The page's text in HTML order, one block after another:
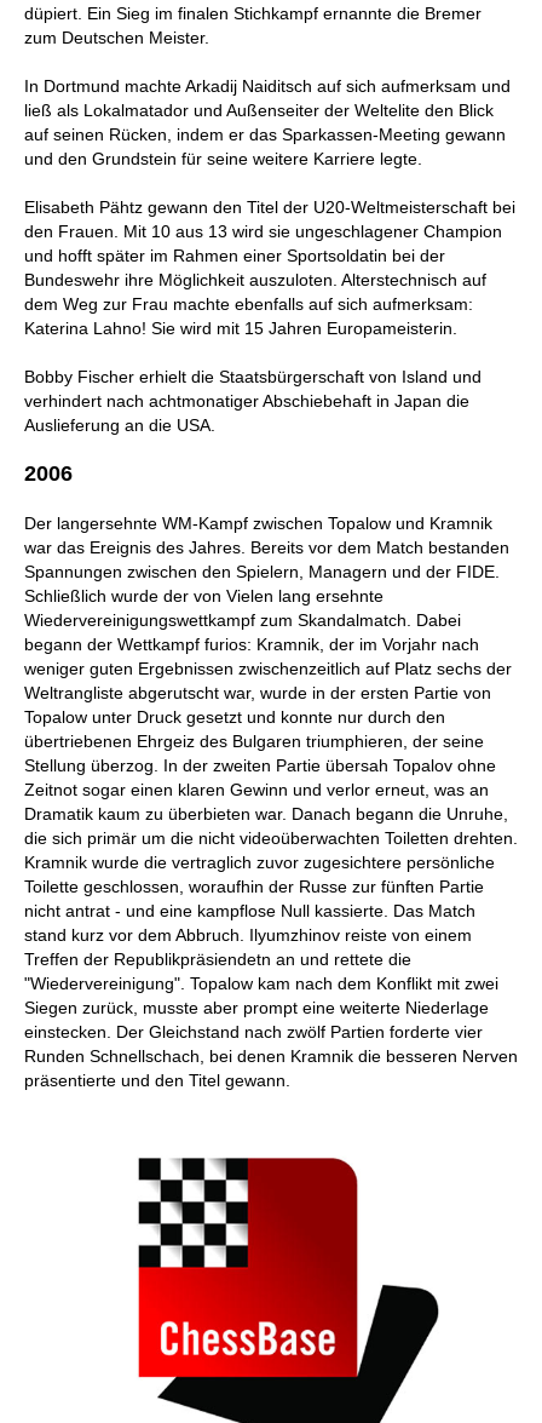
düpiert. Ein Sieg im finalen Stichkampf ernannte die Bremer
zum Deutschen Meister.
In Dortmund machte Arkadij Naiditsch auf sich aufmerksam und
ließ als Lokalmatador und Außenseiter der Weltelite den Blick
auf seinen Rücken, indem er das Sparkassen-Meeting gewann
und den Grundstein für seine weitere Karriere legte.
Elisabeth Pähtz gewann den Titel der U20-Weltmeisterschaft bei
den Frauen. Mit 10 aus 13 wird sie ungeschlagener Champion
und hofft später im Rahmen einer Sportsoldatin bei der
Bundeswehr ihre Möglichkeit auszuloten. Alterstechnisch auf
dem Weg zur Frau machte ebenfalls auf sich aufmerksam:
Katerina Lahno! Sie wird mit 15 Jahren Europameisterin.
Bobby Fischer erhielt die Staatsbürgerschaft von Island und
verhindert nach achtmonatiger Abschiebehaft in Japan die
Auslieferung an die USA.
2006
Der langersehnte WM-Kampf zwischen Topalow und Kramnik
war das Ereignis des Jahres. Bereits vor dem Match bestanden
Spannungen zwischen den Spielern, Managern und der FIDE.
Schließlich wurde der von Vielen lang ersehnte
Wiedervereinigungswettkampf zum Skandalmatch. Dabei
begann der Wettkampf furios: Kramnik, der im Vorjahr nach
weniger guten Ergebnissen zwischenzeitlich auf Platz sechs der
Weltrangliste abgerutscht war, wurde in der ersten Partie von
Topalow unter Druck gesetzt und konnte nur durch den
übertriebenen Ehrgeiz des Bulgaren triumphieren, der seine
Stellung überzog. In der zweiten Partie übersah Topalov ohne
Zeitnot sogar einen klaren Gewinn und verlor erneut, was an
Dramatik kaum zu überbieten war. Danach begann die Unruhe,
die sich primär um die nicht videoüberwachten Toiletten drehten.
Kramnik wurde die vertraglich zuvor zugesichtere persönliche
Toilette geschlossen, woraufhin der Russe zur fünften Partie
nicht antrat - und eine kampflose Null kassierte. Das Match
stand kurz vor dem Abbruch. Ilyumzhinov reiste von einem
Treffen der Republikpräsiendetn an und rettete die
"Wiedervereinigung". Topalow kam nach dem Konflikt mit zwei
Siegen zurück, musste aber prompt eine weiterte Niederlage
einstecken. Der Gleichstand nach zwölf Partien forderte vier
Runden Schnellschach, bei denen Kramnik die besseren Nerven
präsentierte und den Titel gewann.